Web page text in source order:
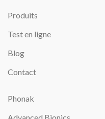
Produits
Test en ligne
Blog
Contact
Phonak
Advanced Bionics